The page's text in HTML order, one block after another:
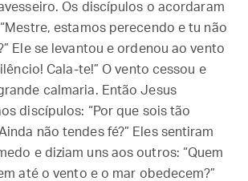
Os discípulos o acordaram
estamos perecendo e tu não
Ele se levantou e ordenou ao vento
Cala-te!” O vento cessou e
calmaria. Então Jesus
discípulos: “Por que sois tão
não tendes fé?” Eles sentiram
e diziam uns aos outros: “Quem
até o vento e o mar obedecem?”